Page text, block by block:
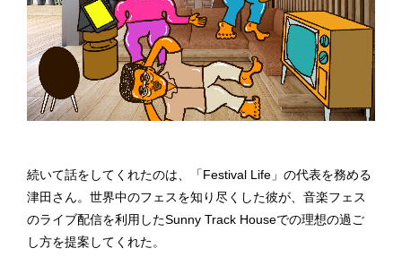
続いて話をしてくれたのは、「Festival Life」の代表を務める
津田さん。世界中のフェスを知り尽くした彼が、音楽フェス
のライブ配信を利用したSunny Track Houseでの理想の過ご
し方を提案してくれた。